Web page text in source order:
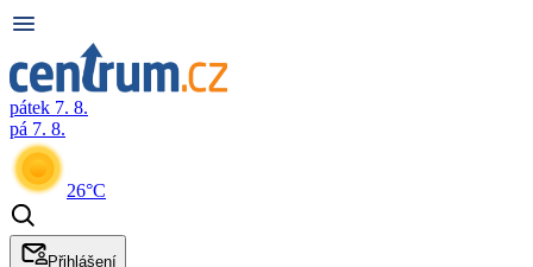
pátek 7. 8.
pá 7. 8.
26°C
Přihlášení